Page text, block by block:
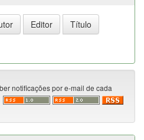
notificações por e-mail de cada